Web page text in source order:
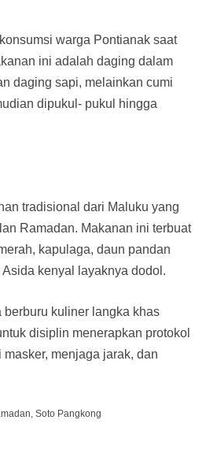
warga Pontianak saat
ini adalah daging dalam
daging sapi, melainkan cumi
dipukul- pukul hingga
tradisional dari Maluku yang
Ramadan. Makanan ini terbuat
kapulaga, daun pandan
kenyal layaknya dodol.
berburu kuliner langka khas
disiplin menerapkan protokol
menjaga jarak, dan
, Soto Pangkong